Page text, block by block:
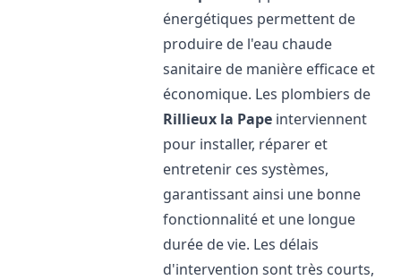
énergétiques permettent de
produire de l'eau chaude
sanitaire de manière efficace et
économique. Les plombiers de
Rillieux la Pape interviennent
pour installer, réparer et
entretenir ces systèmes,
garantissant ainsi une bonne
fonctionnalité et une longue
durée de vie. Les délais
d'intervention sont très courts,